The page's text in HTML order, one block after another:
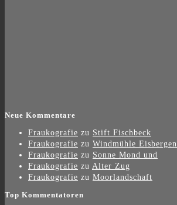
Neue Kommentare
Fraukografie zu Stift Fischbeck
Fraukografie zu Windmühle Eisbergen
Fraukografie zu Sonne Mond und
Fraukografie zu Alter Zug
Fraukografie zu Moorlandschaft
Top Kommentatoren